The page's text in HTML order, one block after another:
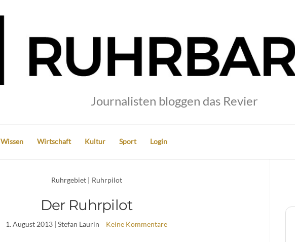
Journalisten bloggen das Revier
Wissen Wirtschaft Kultur Sport Login
Ruhrgebiet | Ruhrpilot
Der Ruhrpilot
1. August 2013 | Stefan Laurin Keine Kommentare